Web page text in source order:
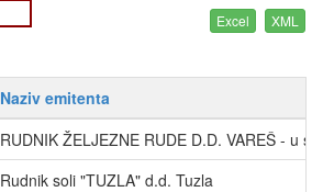
Naziv emitenta
RUDNIK ŽELJEZNE RUDE D.D. VAREŠ - u
Rudnik soli "TUZLA" d.d. Tuzla